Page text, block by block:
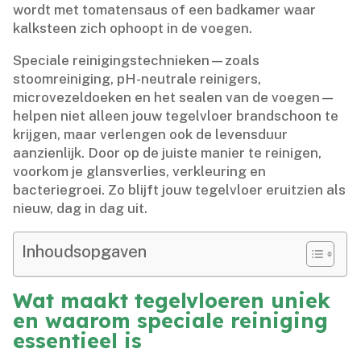
wordt met tomatensaus of een badkamer waar
kalksteen zich ophoopt in de voegen.​
Speciale reinigingstechnieken—zoals
stoomreiniging, pH-neutrale reinigers,
microvezeldoeken en het sealen van de voegen—
helpen niet alleen jouw tegelvloer brandschoon te
krijgen, maar verlengen ook de levensduur
aanzienlijk.​ Door op de juiste manier te reinigen,
voorkom je glansverlies, verkleuring en
bacteriegroei.​ Zo blijft jouw tegelvloer eruitzien als
nieuw, dag in dag uit.​
Inhoudsopgaven
Wat maakt tegelvloeren uniek
en waarom speciale reiniging
essentieel is